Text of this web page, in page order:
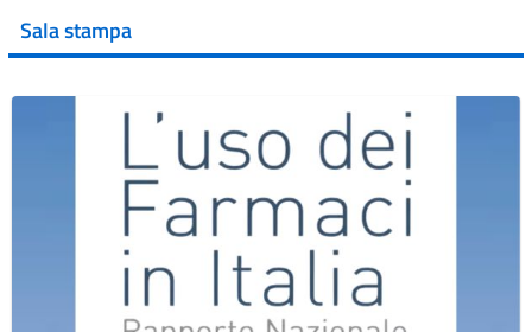
Sala stampa